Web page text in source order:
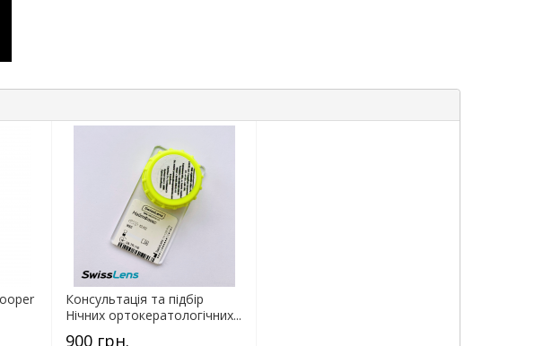
Консультація та підбір
Нічних ортокератологічних...
900 грн.